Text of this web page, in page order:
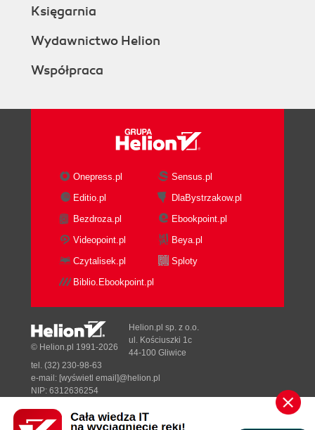
Księgarnia
Wydawnictwo Helion
Współpraca
Onepress.pl
Sensus.pl
Editio.pl
DlaBystrzakow.pl
Bezdroza.pl
Ebookpoint.pl
Videopoint.pl
Beya.pl
Czytalisek.pl
Sploty
Biblio.Ebookpoint.pl
Designed with ♥ byTonik.pl
© Helion.pl 1991-2026
Helion.pl sp. z o.o.
ul. Kościuszki 1c
44-100 Gliwice
tel. (32) 230-98-63
e-mail: [wyświetl email]@helion.pl
NIP: 6312636254